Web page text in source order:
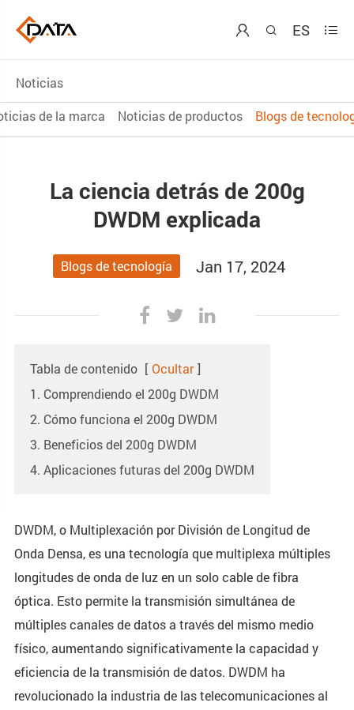
  ES 
Noticias
de la marca
Noticias de productos Blogs de
La ciencia detrás de 200g
DWDM explicada
Blogs de tecnología Jan 17, 2024
Tabla de contenido [ Ocultar ]
1. Comprendiendo el 200g DWDM
2. Cómo funciona el 200g DWDM
3. Beneficios del 200g DWDM
4. Aplicaciones futuras del 200g DWDM
DWDM, o Multiplexación por División de Longitud de
Onda Densa, es una tecnología que multiplexa múltiples
longitudes de onda de luz en un solo cable de fibra
óptica. Esto permite la transmisión simultánea de
múltiples canales de datos a través del mismo medio
físico, aumentando significativamente la capacidad y
eficiencia de la transmisión de datos. DWDM ha
revolucionado la industria de las telecomunicaciones al